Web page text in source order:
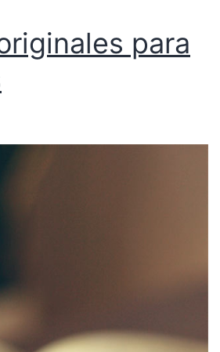
para